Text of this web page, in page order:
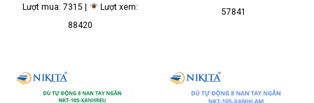
Lượt mua: 7315 |
Lượt xem:
88420
57841